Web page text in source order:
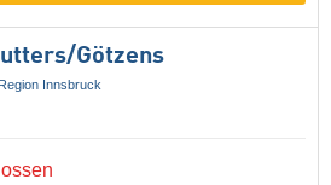
​Götzens
Region Innsbruck